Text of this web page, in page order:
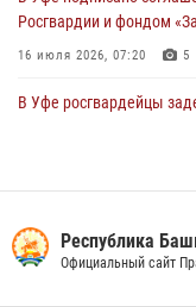
Росгвардии и фондом
16 июля 2026, 07:20 5
В Уфе росгвардейцы
навыки беспарашютного
28 июля 2026, 11:10 6
Республика
Официальный сайт